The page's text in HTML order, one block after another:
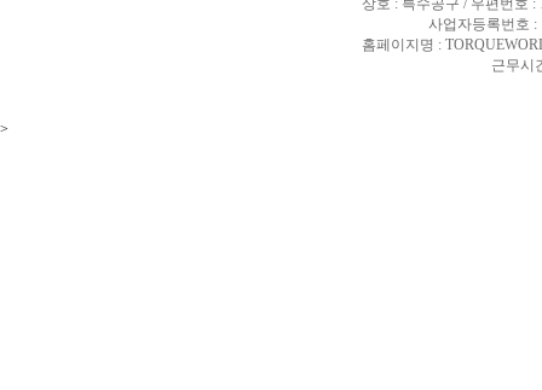
상호 : 특수공구 / 우편번호 :
사업자등록번호 :
홈페이지명 :
근무시
>